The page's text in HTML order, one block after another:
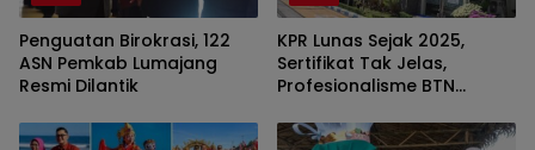
Penguatan Birokrasi, 122
ASN Pemkab Lumajang
Resmi Dilantik
KPR Lunas Sejak 2025,
Sertifikat Tak Jelas,
Profesionalisme BTN